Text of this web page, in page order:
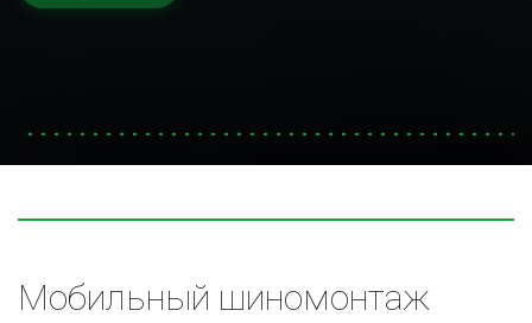
Мобильный шиномонтаж